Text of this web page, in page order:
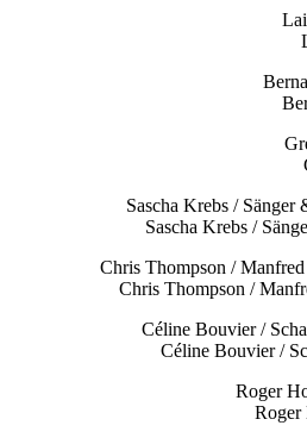
Sascha Krebs /
Chris Thompson /
Céline Bouvier /
Roger